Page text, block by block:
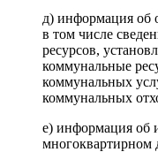
д) информация об
в том числе
ресурсов,
коммунальные
коммунальных
коммунальных
е) информация об
многоквартирном